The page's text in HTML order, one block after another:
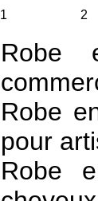
1 2
Robe
Robe
pour
Robe